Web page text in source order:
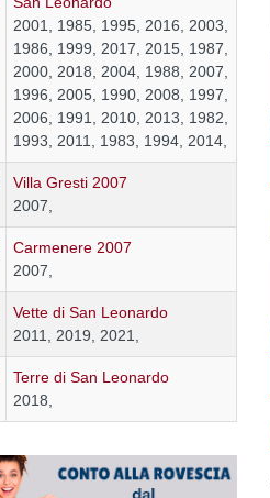
2001, 1985, 1995, 2016, 2003,
1986, 1999, 2017, 2015, 1987,
2000, 2018, 2004, 1988, 2007,
1996, 2005, 1990, 2008, 1997,
2006, 1991, 2010, 2013, 1982,
1993, 2011, 1983, 1994, 2014,
Villa Gresti 2007
2007,
Carmenere 2007
2007,
Vette di San Leonardo
2011, 2019, 2021,
Terre di San Leonardo
2018,